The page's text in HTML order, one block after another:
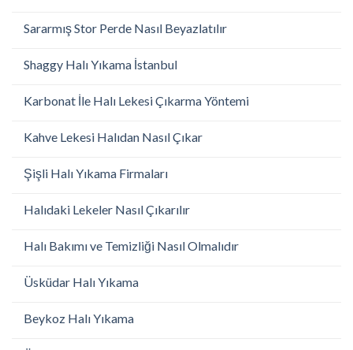
Sararmış Stor Perde Nasıl Beyazlatılır
Shaggy Halı Yıkama İstanbul
Karbonat İle Halı Lekesi Çıkarma Yöntemi
Kahve Lekesi Halıdan Nasıl Çıkar
Şişli Halı Yıkama Firmaları
Halıdaki Lekeler Nasıl Çıkarılır
Halı Bakımı ve Temizliği Nasıl Olmalıdır
Üsküdar Halı Yıkama
Beykoz Halı Yıkama